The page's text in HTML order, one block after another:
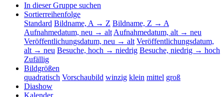
In dieser Gruppe suchen
Sortierreihenfolge
Standard Bildname, A → Z Bildname, Z → A
Aufnahmedatum, neu → alt Aufnahmedatum, alt → neu
Veröffentlichungsdatum, neu → alt Veröffentlichungsdatum,
alt → neu Besuche, hoch → niedrig Besuche, niedrig → hoch
Zufällig
Bildgrößen
quadratisch Vorschaubild winzig klein mittel groß
Diashow
Kalender